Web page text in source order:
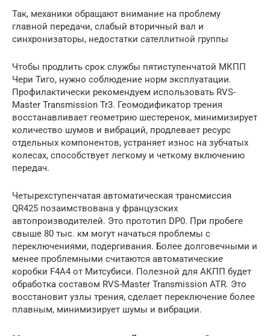
Так, механики обращают внимание на проблему
главной передачи, слабый вторичный вал и
синхронизаторы, недостатки сателлитной группы
Чтобы продлить срок службы пятиступенчатой МКПП
Чери Тиго, нужно соблюдение норм эксплуатации.
Профилактически рекомендуем использовать RVS-
Master Transmission Tr3. Геомодификатор трения
восстанавливает геометрию шестеренок, минимизирует
количество шумов и вибраций, продлевает ресурс
отдельных компонентов, устраняет износ на зубчатых
колесах, способствует легкому и четкому включению
передач.
Четырехступенчатая автоматическая трансмиссия
QR425 позаимствована у французских
автопроизводителей. Это прототип DP0. При пробеге
свыше 80 тыс. км могут начаться проблемы с
переключениями, подергивания. Более долговечными и
менее проблемными считаются автоматические
коробки F4A4 от Митсубиси. Полезной для АКПП будет
обработка составом RVS-Master Transmission ATR. Это
восстановит узлы трения, сделает переключение более
плавным, минимизирует шумы и вибрации.